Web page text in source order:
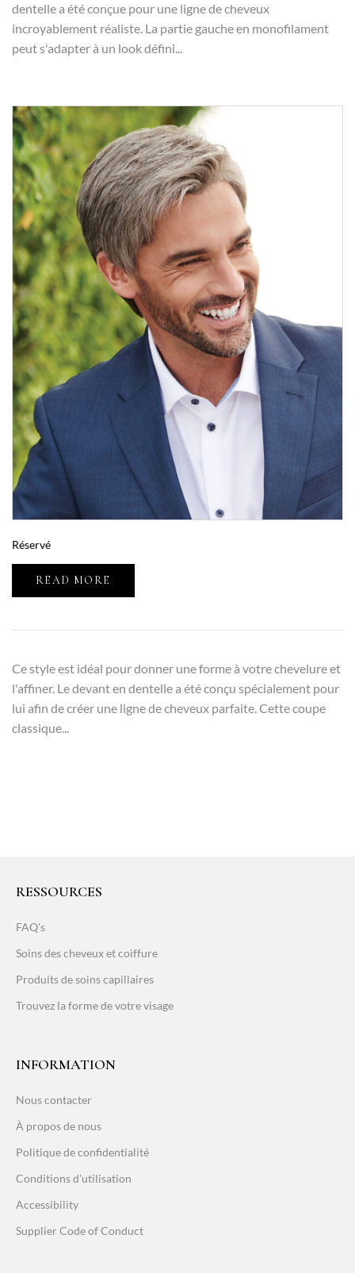
dentelle a été conçue pour une ligne de cheveux
incroyablement réaliste. La partie gauche en monofilament
peut s'adapter à un look défini...
Réservé
READ MORE
Ce style est idéal pour donner une forme à votre chevelure et
l'affiner. Le devant en dentelle a été conçu spécialement pour
lui afin de créer une ligne de cheveux parfaite. Cette coupe
classique...
RESSOURCES
FAQ's
Soins des cheveux et coiffure
Produits de soins capillaires
Trouvez la forme de votre visage
INFORMATION
Nous contacter
À propos de nous
Politique de confidentialité
Conditions d'utilisation
Accessibility
Supplier Code of Conduct